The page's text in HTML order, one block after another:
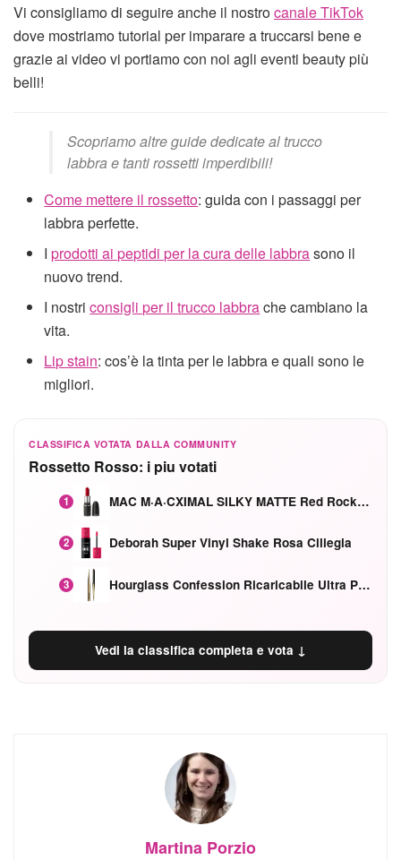
Vi consigliamo di seguire anche il nostrocanale TikTok
dove mostriamo tutorial per imparare a truccarsi bene e
grazie ai video vi portiamo con noi agli eventi beauty più
belli!
Scopriamo altre guide dedicate al trucco
labbra e tanti rossetti imperdibili!
Come mettere il rossetto: guida con i passaggi per
labbra perfette.
Iprodotti ai peptidi per la cura delle labbrasono il
nuovo trend.
I nostriconsigli per il trucco labbrache cambiano la
vita.
Lip stain: cos’è la tinta per le labbra e quali sono le
migliori.
CLASSIFICA VOTATA DALLA COMMUNITY
Rossetto Rosso: i piu votati
1 MAC M·A·CXIMAL SILKY MATTE Red Rock mat
2 Deborah Super Vinyl Shake Rosa Ciliegia
3 Hourglass Confession Ricaricabile Ultra Preciso Ad Alta Intensità Secretly Classic Red
Vedi la classifica completa e vota ↓
Martina Porzio